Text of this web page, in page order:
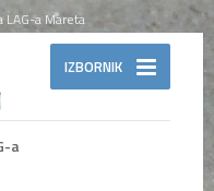
LAG-a Mareta
IZBORNIK
a